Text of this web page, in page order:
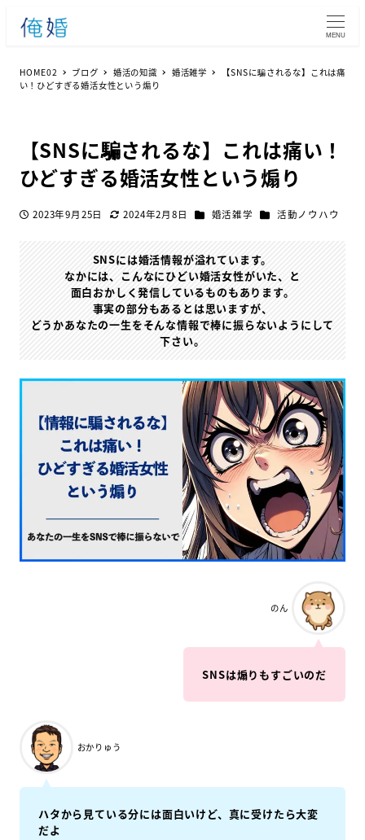
MENU
HOME02 ブログ 婚活の知識 婚活雑学
【SNSに騙されるな】これは痛
い！ひどすぎる婚活女性という煽り
【SNSに騙されるな】これは痛い！
ひどすぎる婚活女性という煽り
投稿日2023年9月25日 更新日
2024年2月8日 カテゴリー
婚活雑学 カテゴリー
活動ノウハウ
SNSには婚活情報が溢れています。
なかには、こんなにひどい婚活女性がいた、と
面白おかしく発信しているものもあります。
事実の部分もあるとは思いますが、
どうかあなたの一生をそんな情報で棒に振らないようにして
下さい。
のん
SNSは煽りもすごいのだ
おかりゅう
ハタから見ている分には面白いけど、真に受けたら大変
だよ